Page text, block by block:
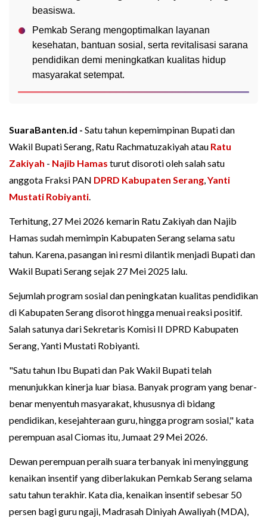
beasiswa.
Pemkab Serang mengoptimalkan layanan
kesehatan, bantuan sosial, serta revitalisasi sarana
pendidikan demi meningkatkan kualitas hidup
masyarakat setempat.
SuaraBanten.id - Satu tahun kepemimpinan Bupati dan
Wakil Bupati Serang, Ratu Rachmatuzakiyah atau Ratu
Zakiyah - Najib Hamas turut disoroti oleh salah satu
anggota Fraksi PAN DPRD Kabupaten Serang,Yanti
Mustati Robiyanti.
Terhitung, 27 Mei 2026 kemarin Ratu Zakiyah dan Najib
Hamas sudah memimpin Kabupaten Serang selama satu
tahun. Karena, pasangan ini resmi dilantik menjadi Bupati dan
Wakil Bupati Serang sejak 27 Mei 2025 lalu.
Sejumlah program sosial dan peningkatan kualitas pendidikan
di Kabupaten Serang disorot hingga menuai reaksi positif.
Salah satunya dari Sekretaris Komisi II DPRD Kabupaten
Serang, Yanti Mustati Robiyanti.
"Satu tahun Ibu Bupati dan Pak Wakil Bupati telah
menunjukkan kinerja luar biasa. Banyak program yang benar-
benar menyentuh masyarakat, khususnya di bidang
pendidikan, kesejahteraan guru, hingga program sosial," kata
perempuan asal Ciomas itu, Jumaat 29 Mei 2026.
Dewan perempuan peraih suara terbanyak ini menyinggung
kenaikan insentif yang diberlakukan Pemkab Serang selama
satu tahun terakhir. Kata dia, kenaikan insentif sebesar 50
persen bagi guru ngaji, Madrasah Diniyah Awaliyah (MDA),